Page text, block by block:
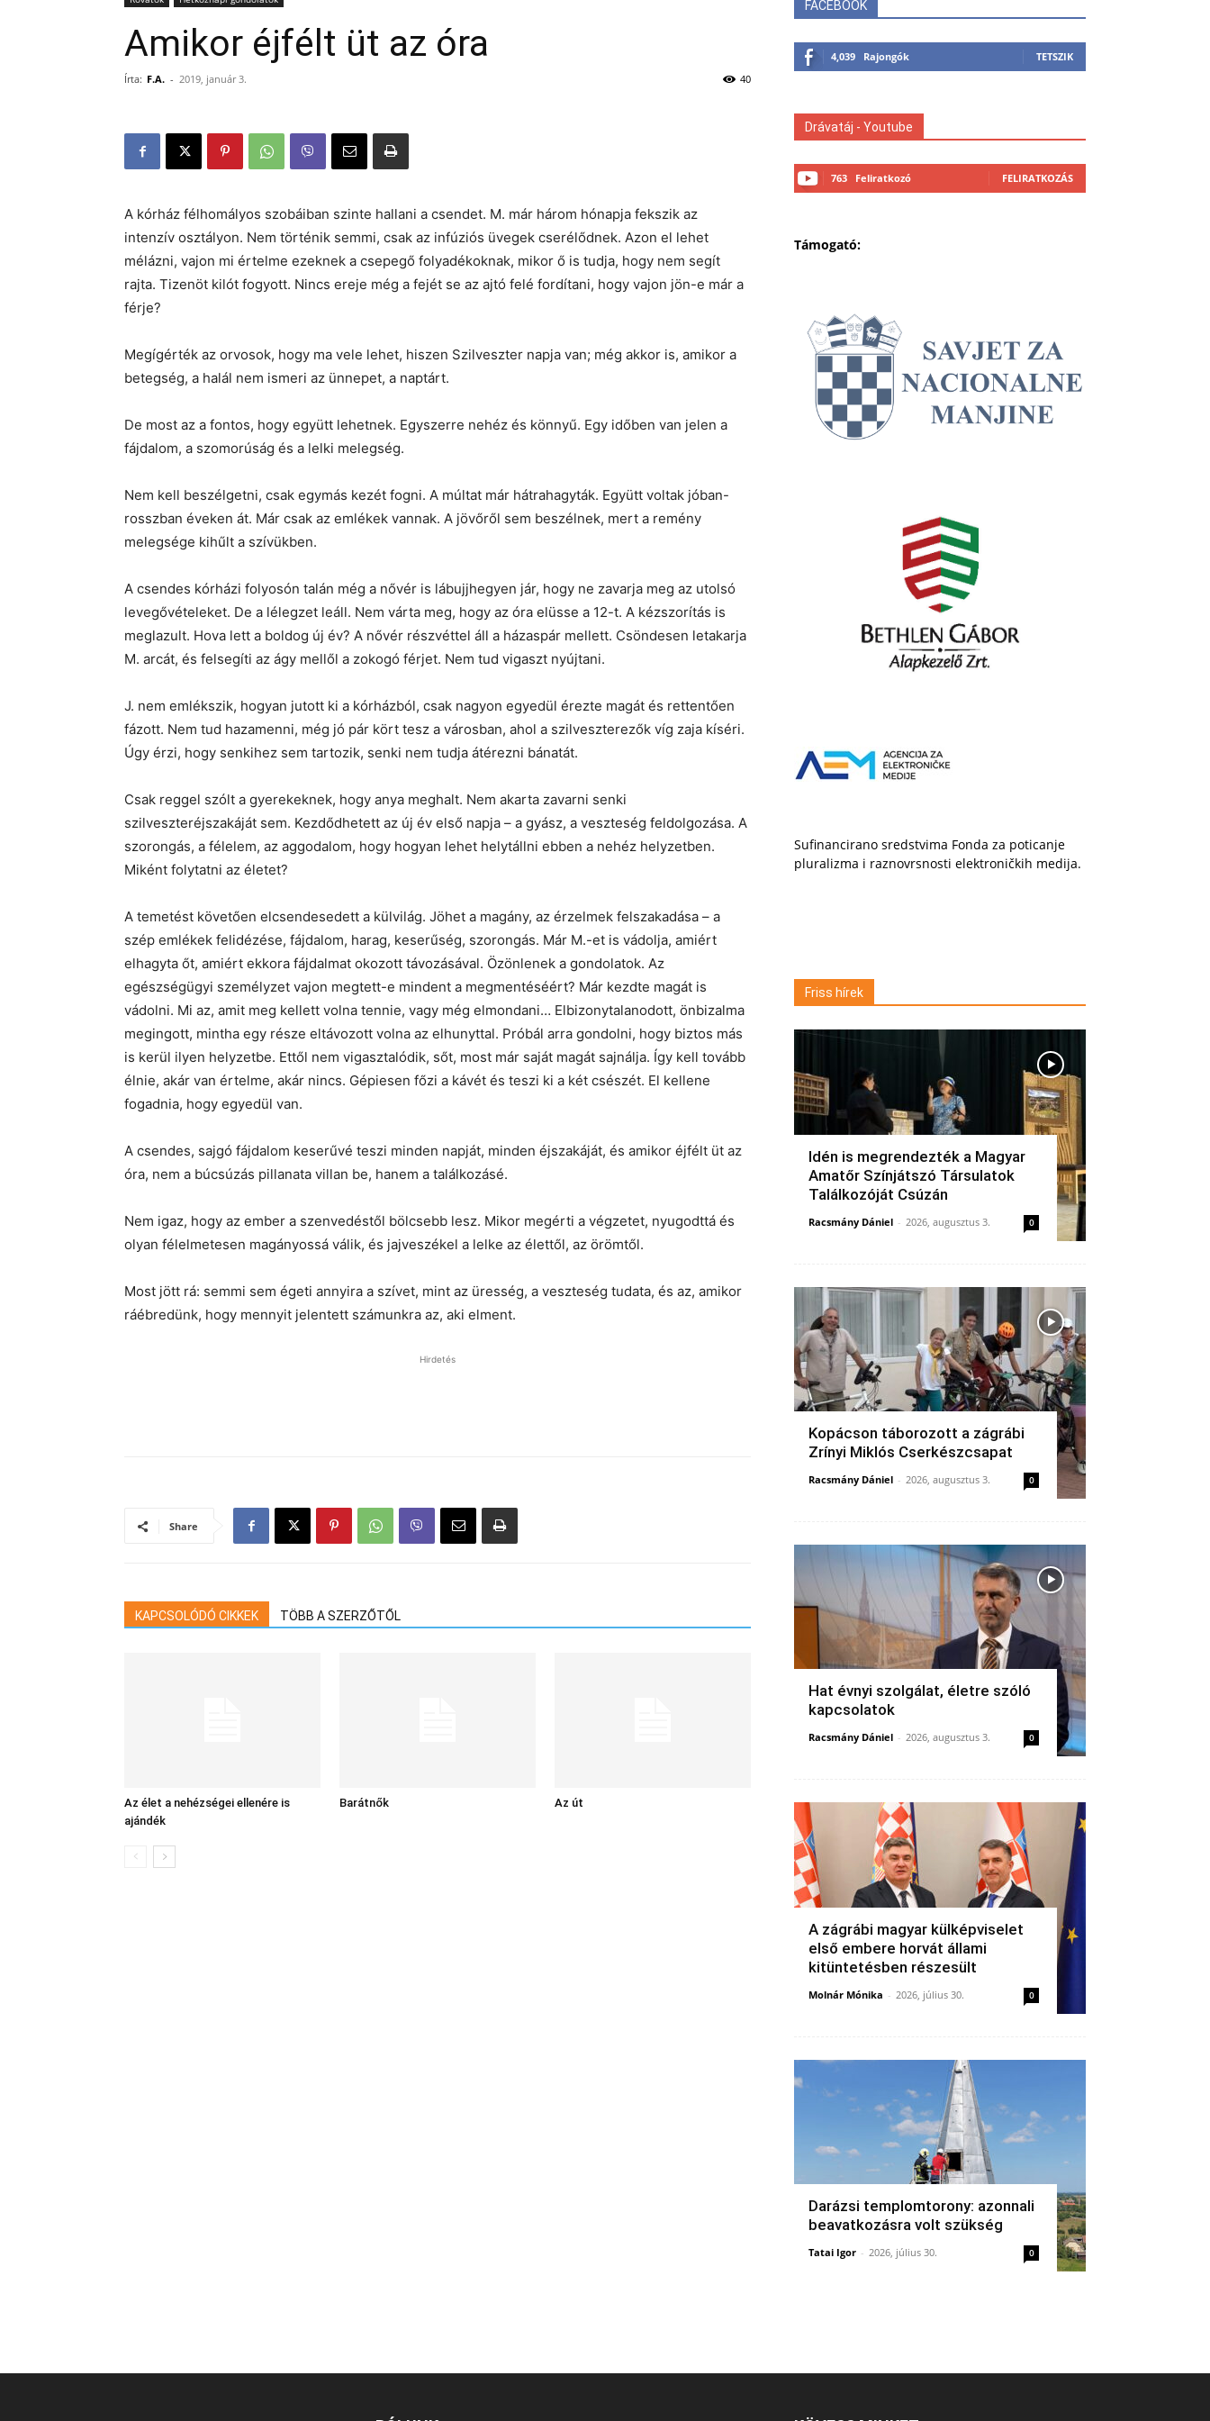
Amikor éjfélt üt az óra
Írta: F.A. - 2019, január 3. 40
A kórház félhomályos szobáiban szinte hallani a csendet. M. már három hónapja fekszik az
intenzív osztályon. Nem történik semmi, csak az infúziós üvegek cserélődnek. Azon el lehet
mélázni, vajon mi értelme ezeknek a csepegő folyadékoknak, mikor ő is tudja, hogy nem segít
rajta. Tizenöt kilót fogyott. Nincs ereje még a fejét se az ajtó felé fordítani, hogy vajon jön-e már a
férje?
Megígérték az orvosok, hogy ma vele lehet, hiszen Szilveszter napja van; még akkor is, amikor a
betegség, a halál nem ismeri az ünnepet, a naptárt.
De most az a fontos, hogy együtt lehetnek. Egyszerre nehéz és könnyű. Egy időben van jelen a
fájdalom, a szomorúság és a lelki melegség.
Nem kell beszélgetni, csak egymás kezét fogni. A múltat már hátrahagyták. Együtt voltak jóban-
rosszban éveken át. Már csak az emlékek vannak. A jövőről sem beszélnek, mert a remény
melegsége kihűlt a szívükben.
A csendes kórházi folyosón talán még a nővér is lábujjhegyen jár, hogy ne zavarja meg az utolsó
levegővételeket. De a lélegzet leáll. Nem várta meg, hogy az óra elüsse a 12-t. A kézszorítás is
meglazult. Hova lett a boldog új év? A nővér részvéttel áll a házaspár mellett. Csöndesen letakarja
M. arcát, és felsegíti az ágy mellől a zokogó férjet. Nem tud vigaszt nyújtani.
J. nem emlékszik, hogyan jutott ki a kórházból, csak nagyon egyedül érezte magát és rettentően
fázott. Nem tud hazamenni, még jó pár kört tesz a városban, ahol a szilveszterezők víg zaja kíséri.
Úgy érzi, hogy senkihez sem tartozik, senki nem tudja átérezni bánatát.
Csak reggel szólt a gyerekeknek, hogy anya meghalt. Nem akarta zavarni senki
szilveszteréjszakáját sem. Kezdődhetett az új év első napja – a gyász, a veszteség feldolgozása. A
szorongás, a félelem, az aggodalom, hogy hogyan lehet helytállni ebben a nehéz helyzetben.
Miként folytatni az életet?
A temetést követően elcsendesedett a külvilág. Jöhet a magány, az érzelmek felszakadása – a
szép emlékek felidézése, fájdalom, harag, keserűség, szorongás. Már M.-et is vádolja, amiért
elhagyta őt, amiért ekkora fájdalmat okozott távozásával. Özönlenek a gondolatok. Az
egészségügyi személyzet vajon megtett-e mindent a megmentéséért? Már kezdte magát is
vádolni. Mi az, amit meg kellett volna tennie, vagy még elmondani… Elbizonytalanodott, önbizalma
megingott, mintha egy része eltávozott volna az elhunyttal. Próbál arra gondolni, hogy biztos más
is kerül ilyen helyzetbe. Ettől nem vigasztalódik, sőt, most már saját magát sajnálja. Így kell tovább
élnie, akár van értelme, akár nincs. Gépiesen főzi a kávét és teszi ki a két csészét. El kellene
fogadnia, hogy egyedül van.
A csendes, sajgó fájdalom keserűvé teszi minden napját, minden éjszakáját, és amikor éjfélt üt az
óra, nem a búcsúzás pillanata villan be, hanem a találkozásé.
Nem igaz, hogy az ember a szenvedéstől bölcsebb lesz. Mikor megérti a végzetet, nyugodttá és
olyan félelmetesen magányossá válik, és jajveszékel a lelke az élettől, az örömtől.
Most jött rá: semmi sem égeti annyira a szívet, mint az üresség, a veszteség tudata, és az, amikor
ráébredünk, hogy mennyit jelentett számunkra az, aki elment.
Hirdetés
Share
KAPCSOLÓDÓ CIKKEK TÖBB A SZERZŐTŐL
Az élet a nehézségei ellenére is
ajándék
Barátnők Az út
FACEBOOK
4,039 Rajongók TETSZIK
Drávatáj - Youtube
763 Feliratkozó FELIRATKOZÁS
Támogató:
Sufinancirano sredstvima Fonda za poticanje
pluralizma i raznovrsnosti elektroničkih medija.
Friss hírek
Idén is megrendezték a Magyar
Amatőr Színjátszó Társulatok
Találkozóját Csúzán
Racsmány Dániel - 2026, augusztus 3. 0
Kopácson táborozott a zágrábi
Zrínyi Miklós Cserkészcsapat
Racsmány Dániel - 2026, augusztus 3. 0
Hat évnyi szolgálat, életre szóló
kapcsolatok
Racsmány Dániel - 2026, augusztus 3. 0
A zágrábi magyar külképviselet
első embere horvát állami
kitüntetésben részesült
Molnár Mónika - 2026, július 30. 0
Darázsi templomtorony: azonnali
beavatkozásra volt szükség
Tatai Igor - 2026, július 30. 0